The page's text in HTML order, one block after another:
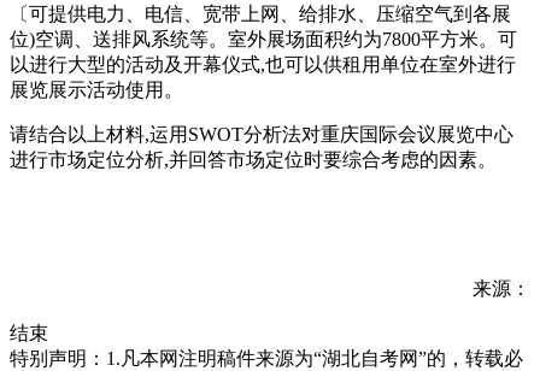
〔可提供电力、电信、宽带上网、给排水、压缩空气到各展
位)空调、送排风系统等。室外展场面积约为7800平方米。可
以进行大型的活动及开幕仪式,也可以供租用单位在室外进行
展览展示活动使用。
请结合以上材料,运用SWOT分析法对重庆国际会议展览中心
进行市场定位分析,并回答市场定位时要综合考虑的因素。
来源：
结束
特别声明：1.凡本网注明稿件来源为“湖北自考网”的，转载必